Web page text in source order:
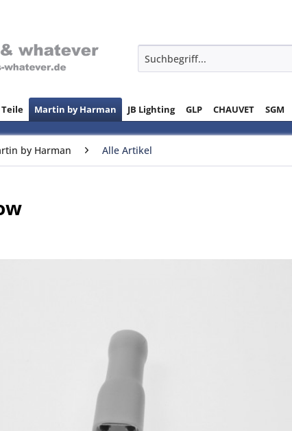
Martin by Harman JB Lighting GLP CHAUVET SGM
by Harman Alle Artikel